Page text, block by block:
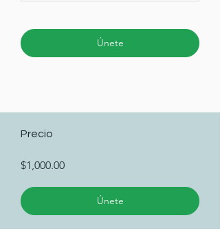
Únete
Precio
$1,000.00
Únete